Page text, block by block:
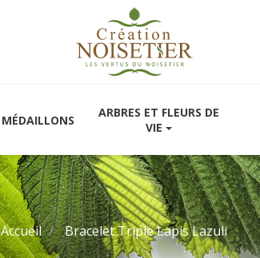
MÉDAILLONS
ARBRES ET FLEURS DE
VIE
Accueil Bracelet Triple Lapis Lazuli